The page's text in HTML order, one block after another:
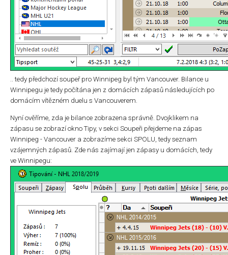
.. tedy předchozí soupeř pro Winnipeg byl tým Vancouver. Bilance u
Winnipegu je tedy počítána jen z domácích zápasů následujících po
domácím vítězném duelu s Vancouverem.
Nyní ověříme, zda je bilance zobrazena správně. Dvojklikem na
zápasu se zobrazí okno Tipy, v sekci Soupeři přejdeme na zápas
Winnipeg - Vancouver a zobrazíme sekci SPOLU, tedy seznam
vzájemných zápasů. Zde nás zajímají jen zápasy u domácích, tedy
ve Winnipegu: